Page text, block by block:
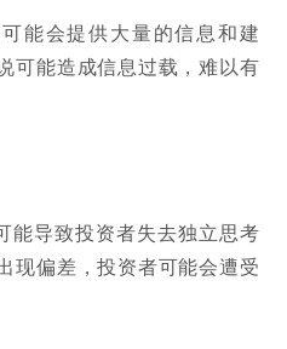
能会提供大量的信息和建
可能造成信息过载，难以有
能导致投资者失去独立思考
现偏差，投资者可能会遭受